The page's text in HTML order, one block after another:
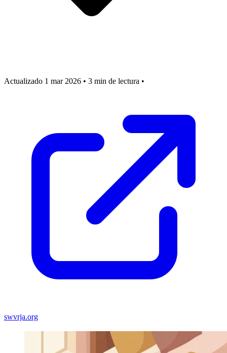
Actualizado 1 mar 2026 • 3 min de lectura •
swvrja.org